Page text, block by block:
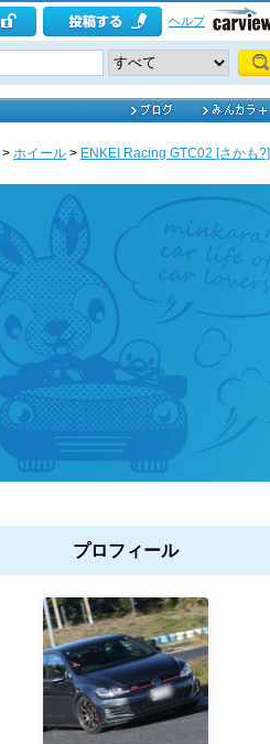
ヘルプ
> ホイール > ENKEI Racing GTC02 [さかも?]
プロフィール